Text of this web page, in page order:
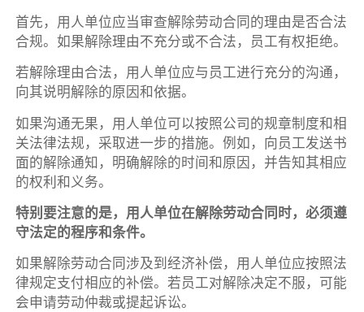
首先，用人单位应当审查解除劳动合同的理由是否合法
合规。如果解除理由不充分或不合法，员工有权拒绝。
若解除理由合法，用人单位应与员工进行充分的沟通，
向其说明解除的原因和依据。
如果沟通无果，用人单位可以按照公司的规章制度和相
关法律法规，采取进一步的措施。例如，向员工发送书
面的解除通知，明确解除的时间和原因，并告知其相应
的权利和义务。
特别要注意的是，用人单位在解除劳动合同时，必须遵
守法定的程序和条件。
如果解除劳动合同涉及到经济补偿，用人单位应按照法
律规定支付相应的补偿。若员工对解除决定不服，可能
会申请劳动仲裁或提起诉讼。